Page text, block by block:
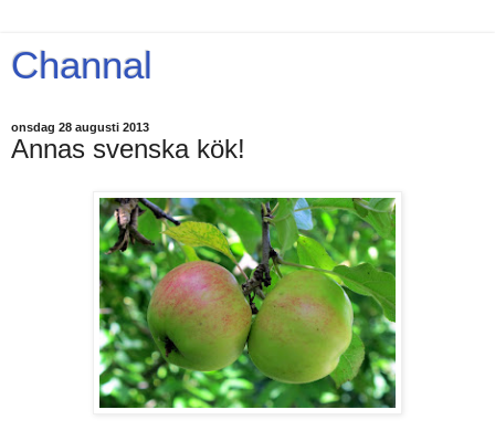
Channal
onsdag 28 augusti 2013
Annas svenska kök!